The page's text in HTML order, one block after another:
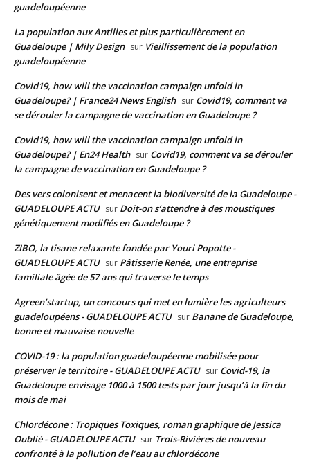
guadeloupéenne
La population aux Antilles et plus particulièrement en
Guadeloupe | Mily Design sur Vieillissement de la population
guadeloupéenne
Covid19, how will the vaccination campaign unfold in
Guadeloupe? | France24 News English sur Covid19, comment va
se dérouler la campagne de vaccination en Guadeloupe ?
Covid19, how will the vaccination campaign unfold in
Guadeloupe? | En24 Health sur Covid19, comment va se dérouler
la campagne de vaccination en Guadeloupe ?
Des vers colonisent et menacent la biodiversité de la Guadeloupe -
GUADELOUPE ACTU sur Doit-on s’attendre à des moustiques
génétiquement modifiés en Guadeloupe ?
ZIBO, la tisane relaxante fondée par Youri Popotte -
GUADELOUPE ACTU sur Pâtisserie Renée, une entreprise
familiale âgée de 57 ans qui traverse le temps
Agreen’startup, un concours qui met en lumière les agriculteurs
guadeloupéens - GUADELOUPE ACTU sur Banane de Guadeloupe,
bonne et mauvaise nouvelle
COVID-19 : la population guadeloupéenne mobilisée pour
préserver le territoire - GUADELOUPE ACTU sur Covid-19, la
Guadeloupe envisage 1000 à 1500 tests par jour jusqu’à la fin du
mois de mai
Chlordécone : Tropiques Toxiques, roman graphique de Jessica
Oublié - GUADELOUPE ACTU sur Trois-Rivières de nouveau
confronté à la pollution de l’eau au chlordécone